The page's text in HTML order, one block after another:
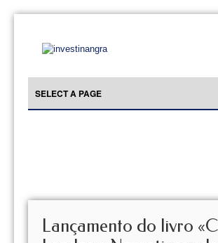
Lançamento do livro